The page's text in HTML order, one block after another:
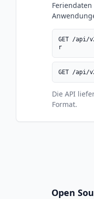
GET /api/
r
GET /api/
Die API
Format.
Open